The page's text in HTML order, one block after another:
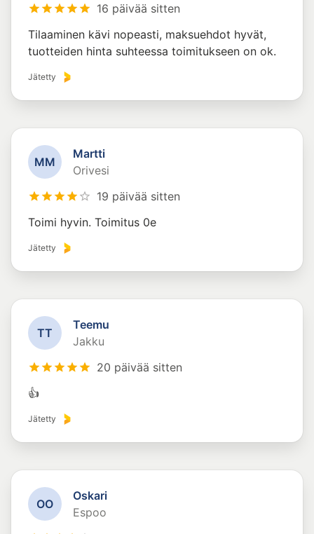
16 päivää sitten
Tilaaminen kävi nopeasti, maksuehdot hyvät,
tuotteiden hinta suhteessa toimitukseen on ok.
Jätetty
MM
Martti
Orivesi
19 päivää sitten
Toimi hyvin. Toimitus 0e
Jätetty
TT
Teemu
Jakku
20 päivää sitten
👍
Jätetty
OO
Oskari
Espoo